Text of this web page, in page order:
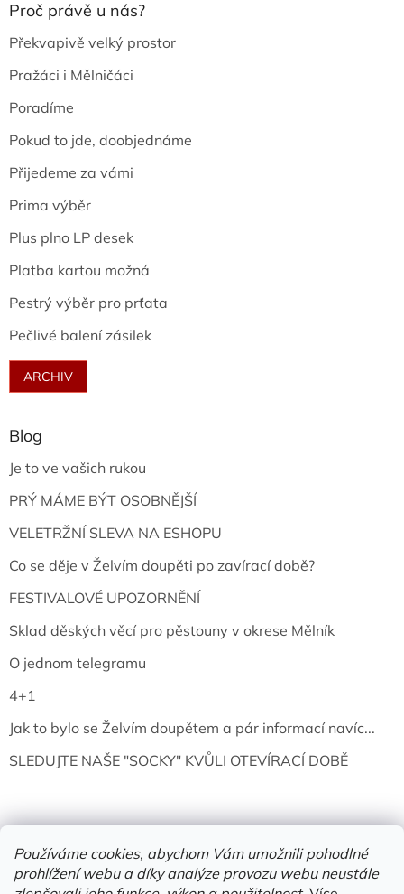
Používáme cookies, abychom Vám umožnili pohodlné
prohlížení webu a díky analýze provozu webu neustále
Proč právě u nás?
Překvapivě velký prostor
Pražáci i Mělničáci
Poradíme
Pokud to jde, doobjednáme
Přijedeme za vámi
Prima výběr
Plus plno LP desek
Platba kartou možná
Pestrý výběr pro prťata
Pečlivé balení zásilek
ARCHIV
Blog
Je to ve vašich rukou
PRÝ MÁME BÝT OSOBNĚJŠÍ
VELETRŽNÍ SLEVA NA ESHOPU
Co se děje v Želvím doupěti po zavírací době?
FESTIVALOVÉ UPOZORNĚNÍ
Sklad děských věcí pro pěstouny v okrese Mělník
O jednom telegramu
4+1
Jak to bylo se Želvím doupětem a pár informací navíc...
SLEDUJTE NAŠE "SOCKY" KVŮLI OTEVÍRACÍ DOBĚ